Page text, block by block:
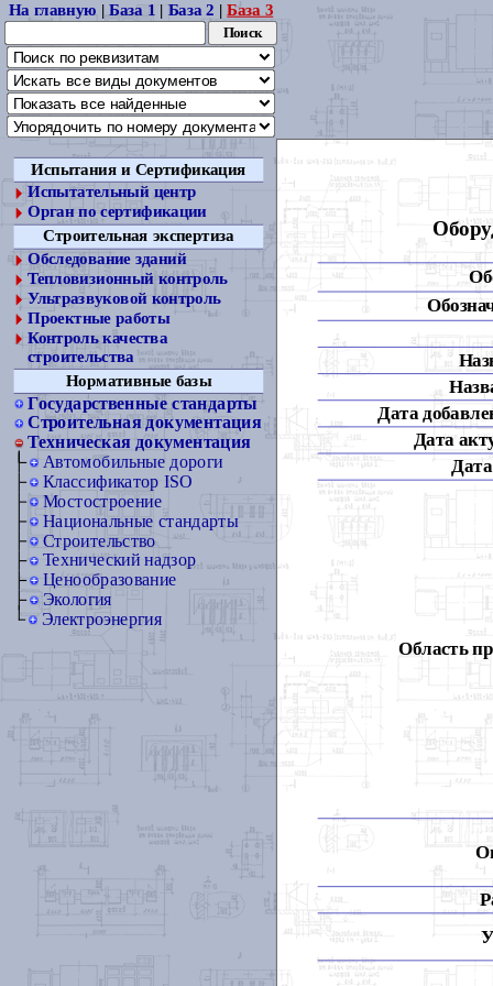
На главную |База 1 | База 2 |База 3
Испытания и Сертификация
Испытательный центр
Орган по сертификации
Строительная экспертиза
Обследование зданий
Тепловизионный контроль
Ультразвуковой контроль
Проектные работы
Контроль качества
строительства
Нормативные базы
Государственные стандарты
Строительная документация
Техническая документация
Автомобильные дороги
Классификатор ISO
Мостостроение
Национальные стандарты
Строительство
Технический надзор
Ценообразование
Экология
Электроэнергия
Дата
Дата
Область